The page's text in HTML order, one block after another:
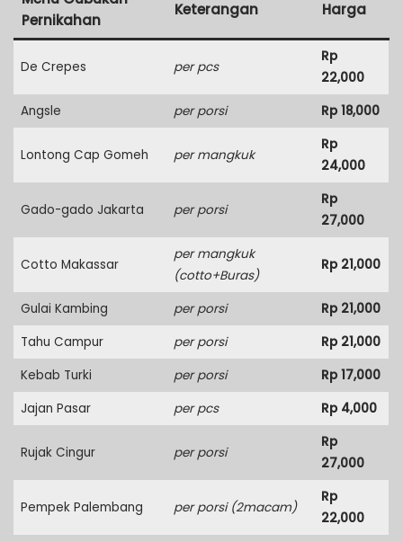
Pernikahan
Keterangan Harga
De Crepes per pcs
Rp
22,000
Angsle
per porsi Rp 18,000
Lontong Cap Gomeh per mangkuk
Rp
24,000
Gado-gado Jakarta per porsi
Rp
27,000
Cotto Makassar
per mangkuk
(cotto+Buras)
Rp 21,000
Gulai Kambing per porsi
Rp 21,000
Tahu Campur
per porsi
Rp 21,000
Kebab Turki
per porsi
Rp 17,000
Jajan Pasar
per pcs Rp 4,000
Rujak Cingur per porsi
Rp
27,000
Pempek Palembang per porsi (2macam)
Rp
22,000